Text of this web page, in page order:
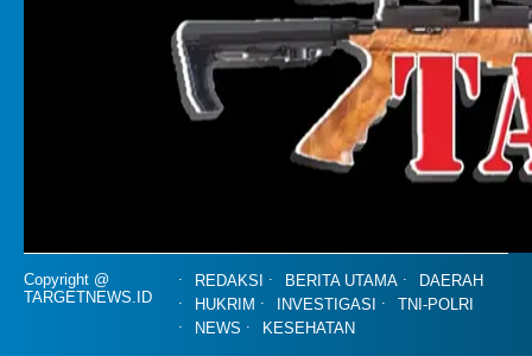
Copyright @
TARGETNEWS.ID
REDAKSI BERITA UTAMA
DAERAH
HUKRIM
INVESTIGASI
TNI-POLRI
NEWS
KESEHATAN